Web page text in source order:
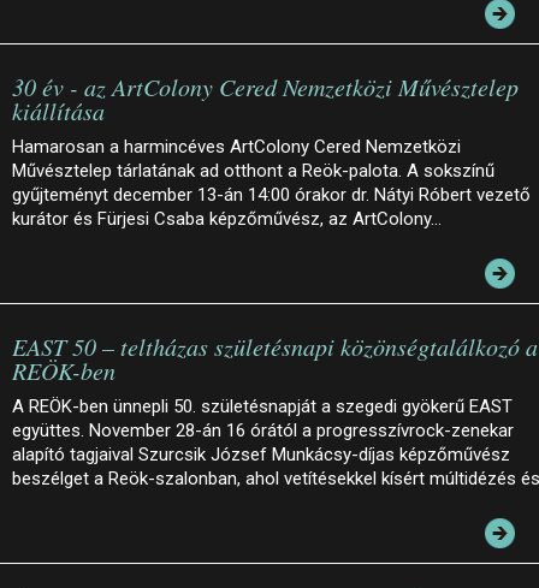
30 év - az ArtColony Cered Nemzetközi Művésztelep
kiállítása
Hamarosan a harmincéves ArtColony Cered Nemzetközi
Művésztelep tárlatának ad otthont a Reök-palota. A sokszínű
gyűjteményt december 13-án 14:00 órakor dr. Nátyi Róbert vezető
kurátor és Fürjesi Csaba képzőművész, az ArtColony…
EAST 50 – teltházas születésnapi közönségtalálkozó a
REÖK-ben
A REÖK-ben ünnepli 50. születésnapját a szegedi gyökerű EAST
együttes. November 28-án 16 órától a progresszívrock-zenekar
alapító tagjaival Szurcsik József Munkácsy-díjas képzőművész
beszélget a Reök-szalonban, ahol vetítésekkel kísért múltidézés